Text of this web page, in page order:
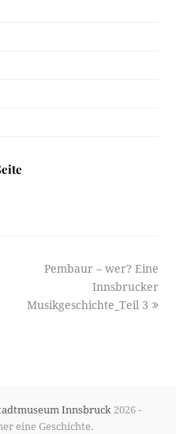
next
Pembaur – wer? Eine
Innsbrucker
Musikgeschichte_Teil 3
Innsbruck 2026 -
eine Geschichte.